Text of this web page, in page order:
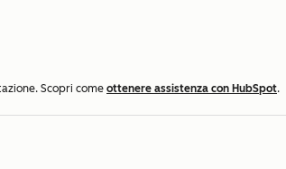
Scopri come ottenere assistenza con HubSpot.